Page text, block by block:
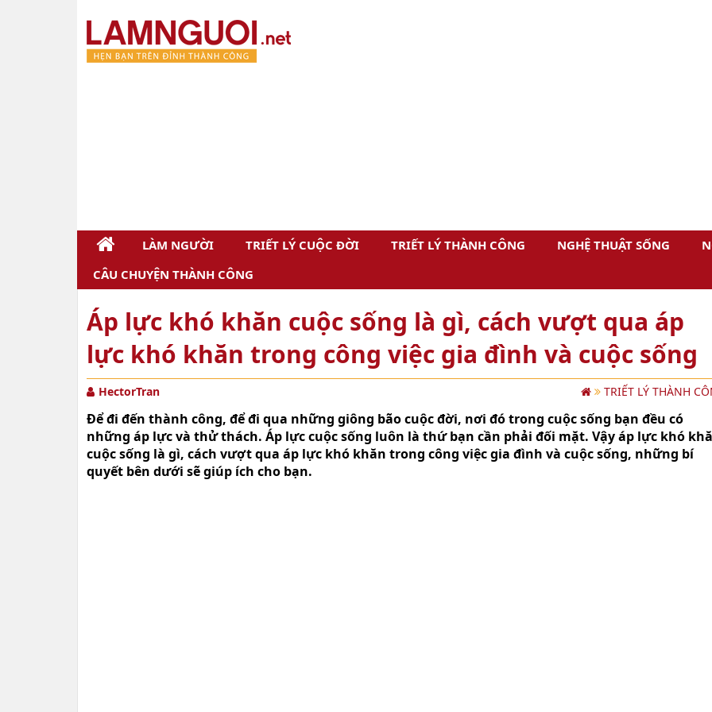
LÀM NGƯỜI TRIẾT LÝ CUỘC ĐỜI TRIẾT LÝ THÀNH CÔNG NGHỆ THUẬT SỐNG
CÂU CHUYỆN THÀNH CÔNG
Áp lực khó khăn cuộc sống là gì, cách vượt qua áp
lực khó khăn trong công việc gia đình và cuộc sống
HectorTran TRIẾT LÝ THÀNH
Để đi đến thành công, để đi qua những giông bão cuộc đời, nơi đó trong cuộc sống bạn đều có
những áp lực và thử thách. Áp lực cuộc sống luôn là thứ bạn cần phải đối mặt. Vậy áp lực khó
cuộc sống là gì, cách vượt qua áp lực khó khăn trong công việc gia đình và cuộc sống, những bí
quyết bên dưới sẽ giúp ích cho bạn.